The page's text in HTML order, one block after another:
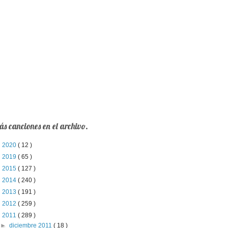
canciones en el archivo.
2020 ( 12 )
2019 ( 65 )
2015 ( 127 )
2014 ( 240 )
2013 ( 191 )
2012 ( 259 )
2011 ( 289 )
►diciembre 2011( 18 )